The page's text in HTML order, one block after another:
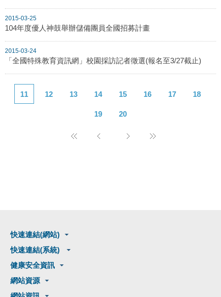
2015-03-25
104年度優人神鼓舉辦儲備團員全國招募計畫
2015-03-24
「全國特殊教育資訊網」校園採訪記者徵選(報名至3/27截止)
11 12 13 14 15 16 17 18
19 20
快速連結(網站)
快速連結(系統)
健康安全資訊
網站資源